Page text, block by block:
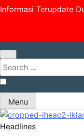
Informasi Terupdate
Search
for:
Menu
Headlines